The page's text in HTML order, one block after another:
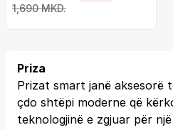
1,690 MKD.
Priza
Prizat smart janë aksesorë
çdo shtëpi moderne që
teknologjinë e zgjuar për